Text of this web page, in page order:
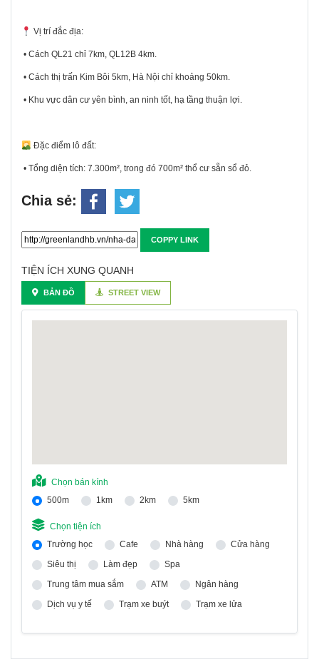
Vị trí đắc địa:
• Cách QL21 chỉ 7km, QL12B 4km.
• Cách thị trấn Kim Bôi 5km, Hà Nội chỉ khoảng 50km.
• Khu vực dân cư yên bình, an ninh tốt, hạ tầng thuận lợi.
Đặc điểm lô đất:
• Tổng diện tích: 7.300m², trong đó 700m² thổ cư sẵn sổ đỏ.
Chia sẻ:
COPPY LINK
TIỆN ÍCH XUNG QUANH
BẢN ĐỒ STREET VIEW
Chọn bán kính
500m
1km 2km 5km
Chọn tiện ích
Trường học
Cafe Nhà hàng
Cửa hàng
Siêu thị
Làm đẹp
Spa
Trung tâm mua sắm
ATM
Ngân hàng
Dịch vụ y tế
Trạm xe buýt Trạm xe lửa